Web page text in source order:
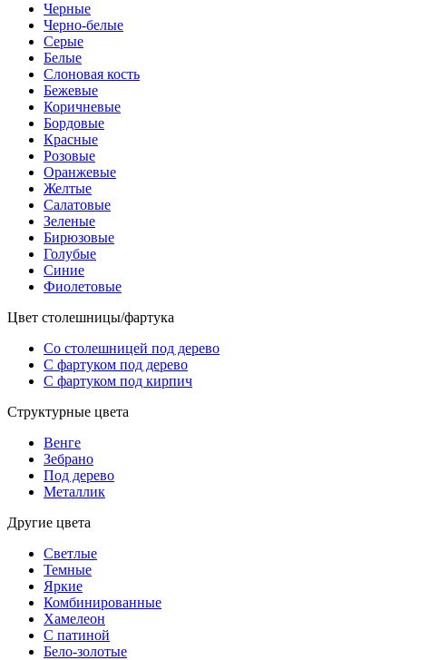
Черные
Черно-белые
Серые
Белые
Слоновая кость
Бежевые
Коричневые
Бордовые
Красные
Розовые
Оранжевые
Желтые
Салатовые
Зеленые
Бирюзовые
Голубые
Синие
Фиолетовые
Цвет столешницы/фартука
Со столешницей под дерево
С фартуком под дерево
С фартуком под кирпич
Структурные цвета
Венге
Зебрано
Под дерево
Металлик
Другие цвета
Светлые
Темные
Яркие
Комбинированные
Хамелеон
С патиной
Бело-золотые